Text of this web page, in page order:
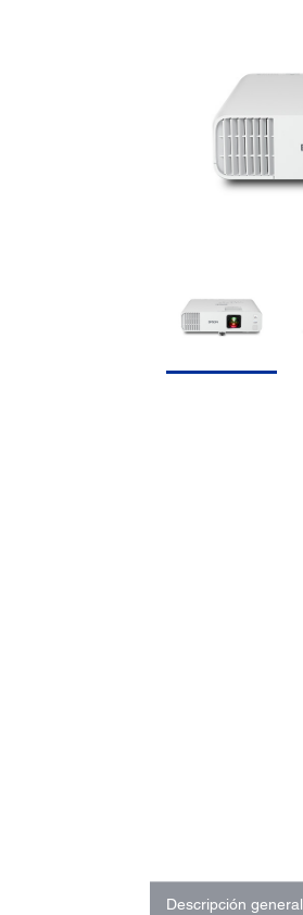
Descripción general